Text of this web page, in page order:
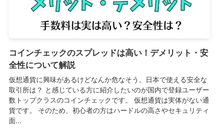
コインチェックのスプレッドは高い！デメリット・安
全性について解説
仮想通貨に興味があるけどなんか危なそう。日本で使える安全な
取引所は？ と感じている方に紹介したいのが国内で登録ユーザー
数トップクラスのコインチェックです。 仮想通貨は実体がない通
貨です。 そのため、初心者の方はハードルの高さやセキュリティ
面...